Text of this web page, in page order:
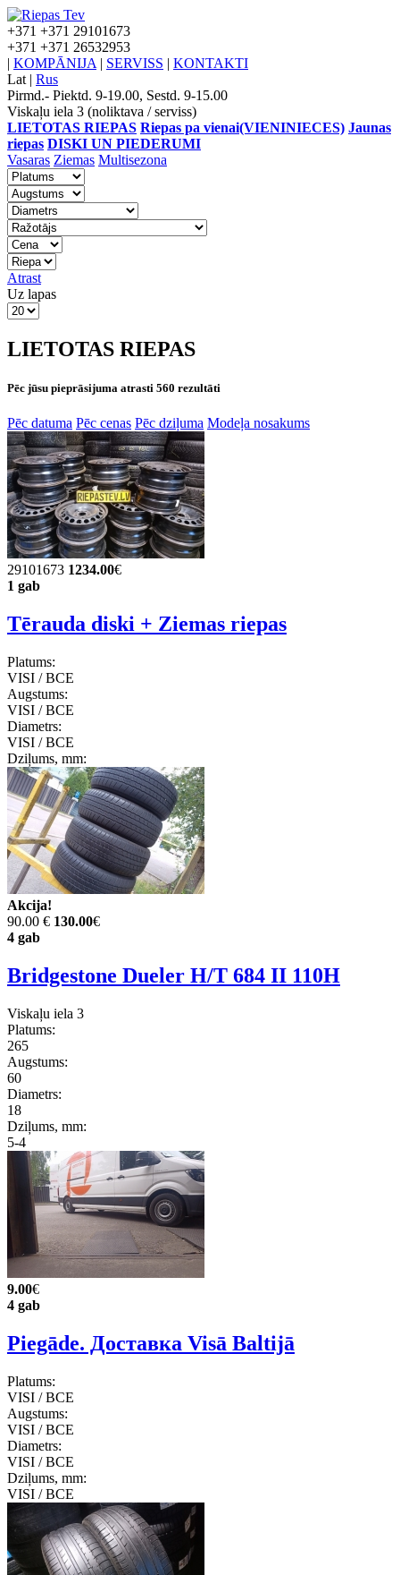
+371 +371 29101673
+371 +371 26532953
| KOMPĀNIJA | SERVISS | KONTAKTI
Lat | Rus
Pirmd.- Piektd. 9-19.00, Sestd. 9-15.00
Viskaļu iela 3 (noliktava / serviss)
LIETOTAS RIEPAS Riepas pa vienai(VIENINIECES) Jaunas
riepas DISKI UN PIEDERUMI
Vasaras Ziemas Multisezona
Atrast
Uz lapas
LIETOTAS RIEPAS
Pēc jūsu pieprāsijuma atrasti 560 rezultāti
Pēc datuma Pēc cenas Pēc dziļuma Modeļa nosakums
29101673 1234.00€
1 gab
Tērauda diski + Ziemas riepas
Platums:
VISI / ВСЕ
Augstums:
VISI / ВСЕ
Diametrs:
VISI / ВСЕ
Dziļums, mm:
Akcija!
90.00 € 130.00€
4 gab
Bridgestone Dueler H/T 684 II 110H
Viskaļu iela 3
Platums:
265
Augstums:
60
Diametrs:
18
Dziļums, mm:
5-4
9.00€
4 gab
Piegāde. Доставка Visā Baltijā
Platums:
VISI / ВСЕ
Augstums:
VISI / ВСЕ
Diametrs:
VISI / ВСЕ
Dziļums, mm:
VISI / ВСЕ